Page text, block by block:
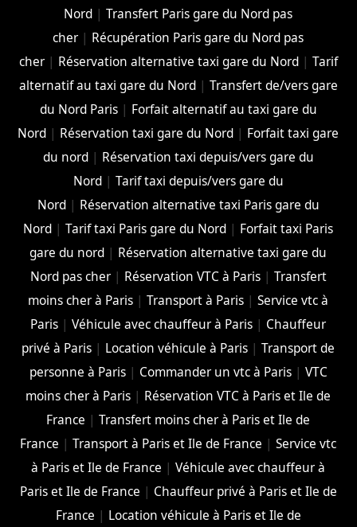
Nord |Transfert Paris gare du Nord pas
cher | Récupération Paris gare du Nord pas
cher| Réservation alternative taxi gare du Nord| Tarif
alternatif au taxi gare du Nord| Transfert de/vers gare
du Nord Paris| Forfait alternatif au taxi gare du
Nord | Réservation taxi gare du Nord | Forfait taxi gare
du nord| Réservation taxi depuis/vers gare du
Nord| Tarif taxi depuis/vers gare du
Nord| Réservation alternative taxi Paris gare du
Nord |Tarif taxi Paris gare du Nord | Forfait taxi Paris
gare du nord | Réservation alternative taxi gare du
Nord pas cher| Réservation VTC à Paris| Transfert
moins cher à Paris |Transport à Paris |Service vtc à
Paris |Véhicule avec chauffeur à Paris | Chauffeur
privé à Paris | Location véhicule à Paris |Transport de
personne à Paris| Commander un vtc à Paris| VTC
moins cher à Paris | Réservation VTC à Paris et Ile de
France |Transfert moins cher à Paris et Ile de
France |Transport à Paris et Ile de France |Service vtc
à Paris et Ile de France |Véhicule avec chauffeur à
Paris et Ile de France | Chauffeur privé à Paris et Ile de
France | Location véhicule à Paris et Ile de